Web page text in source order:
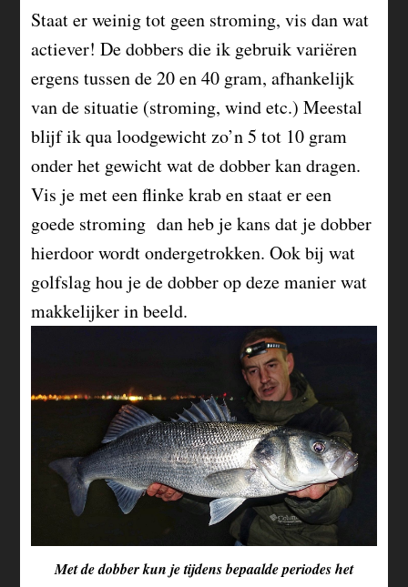
Staat er weinig tot geen stroming, vis dan wat
actiever! De dobbers die ik gebruik variëren
ergens tussen de 20 en 40 gram, afhankelijk
van de situatie (stroming, wind etc.) Meestal
blijf ik qua loodgewicht zo’n 5 tot 10 gram
onder het gewicht wat de dobber kan dragen.
Vis je met een flinke krab en staat er een
goede stroming dan heb je kans dat je dobber
hierdoor wordt ondergetrokken. Ook bij wat
golfslag hou je de dobber op deze manier wat
makkelijker in beeld.
Met de dobber kun je tijdens bepaalde periodes het